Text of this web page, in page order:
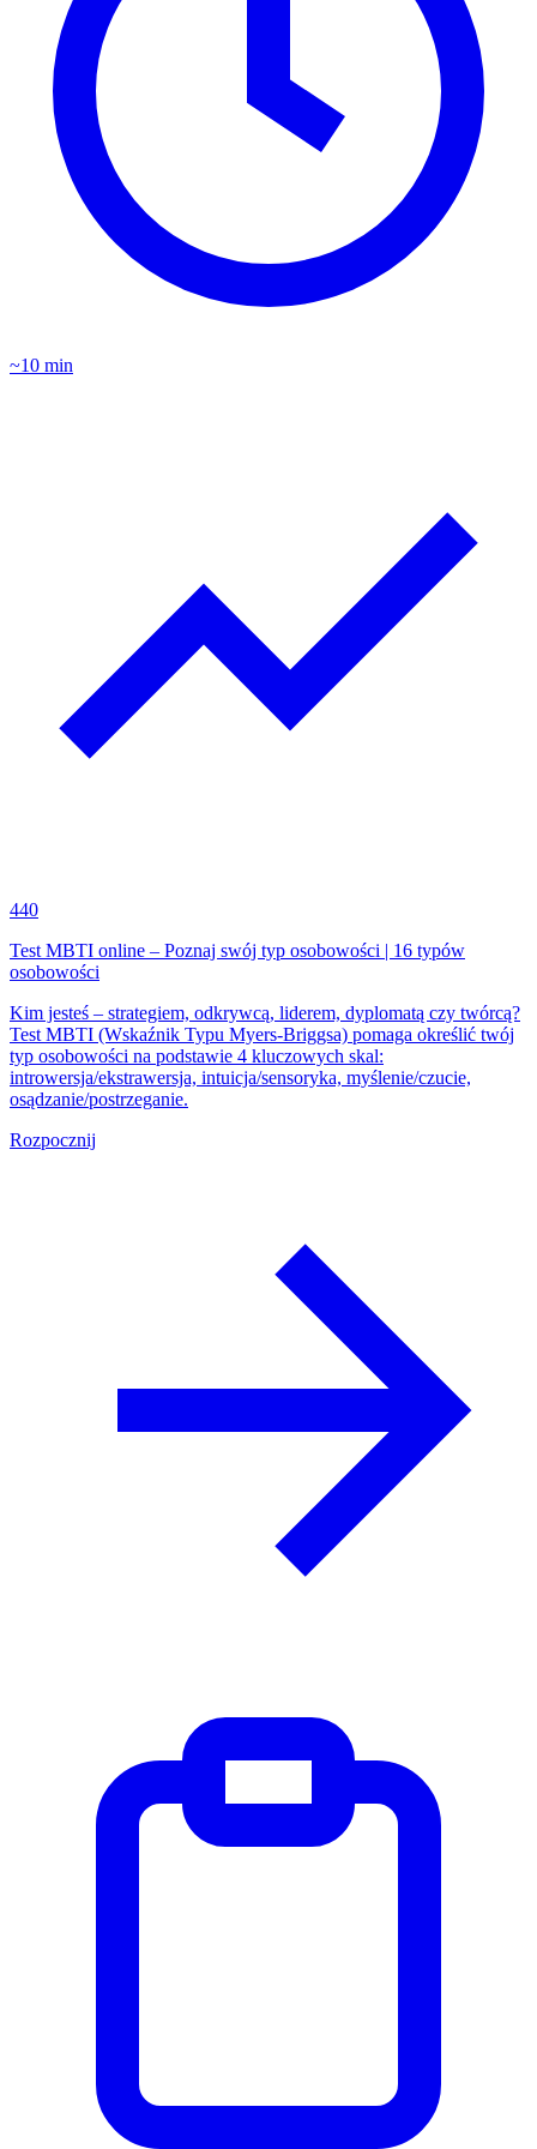
~10 min
440
Test MBTI online – Poznaj swój typ osobowości | 16 typów
osobowości
Kim jesteś – strategiem, odkrywcą, liderem, dyplomatą czy twórcą?
Test MBTI (Wskaźnik Typu Myers-Briggsa) pomaga określić twój
typ osobowości na podstawie 4 kluczowych skal:
introwersja/ekstrawersja, intuicja/sensoryka, myślenie/czucie,
osądzanie/postrzeganie.
Rozpocznij